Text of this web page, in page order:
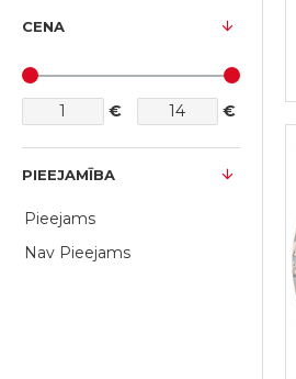
CENA
€ €
PIEEJAMĪBA
Pieejams
Nav Pieejams